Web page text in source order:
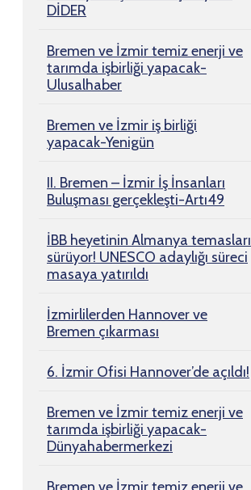
DİDER
Bremen ve İzmir temiz enerji ve
tarımda işbirliği yapacak-
Ulusalhaber
Bremen ve İzmir iş birliği
yapacak-Yenigün
II. Bremen – İzmir İş İnsanları
Buluşması gerçekleşti-Artı49
İBB heyetinin Almanya temasları
sürüyor! UNESCO adaylığı süreci
masaya yatırıldı
İzmirlilerden Hannover ve
Bremen çıkarması
6. İzmir Ofisi Hannover’de açıldı!
Bremen ve İzmir temiz enerji ve
tarımda işbirliği yapacak-
Dünyahabermerkezi